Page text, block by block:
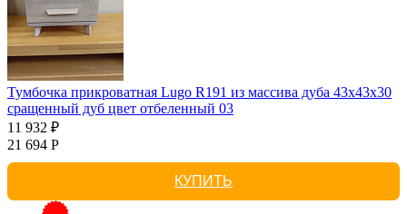
Тумбочка прикроватная Lugo R191 из массива дуба 43х43х30
сращенный дуб цвет отбеленный 03
11 932 ₽
21 694 Р
КУПИТЬ